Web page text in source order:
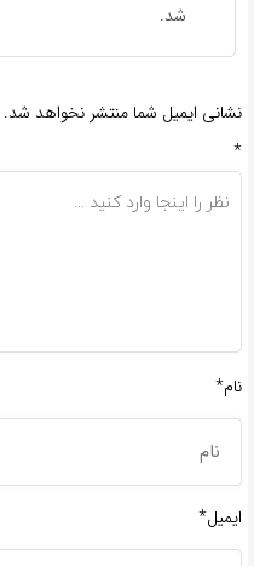
شد.
نشانی ایمیل شما منتشر نخواهد شد.
*
نام*
ایمیل*